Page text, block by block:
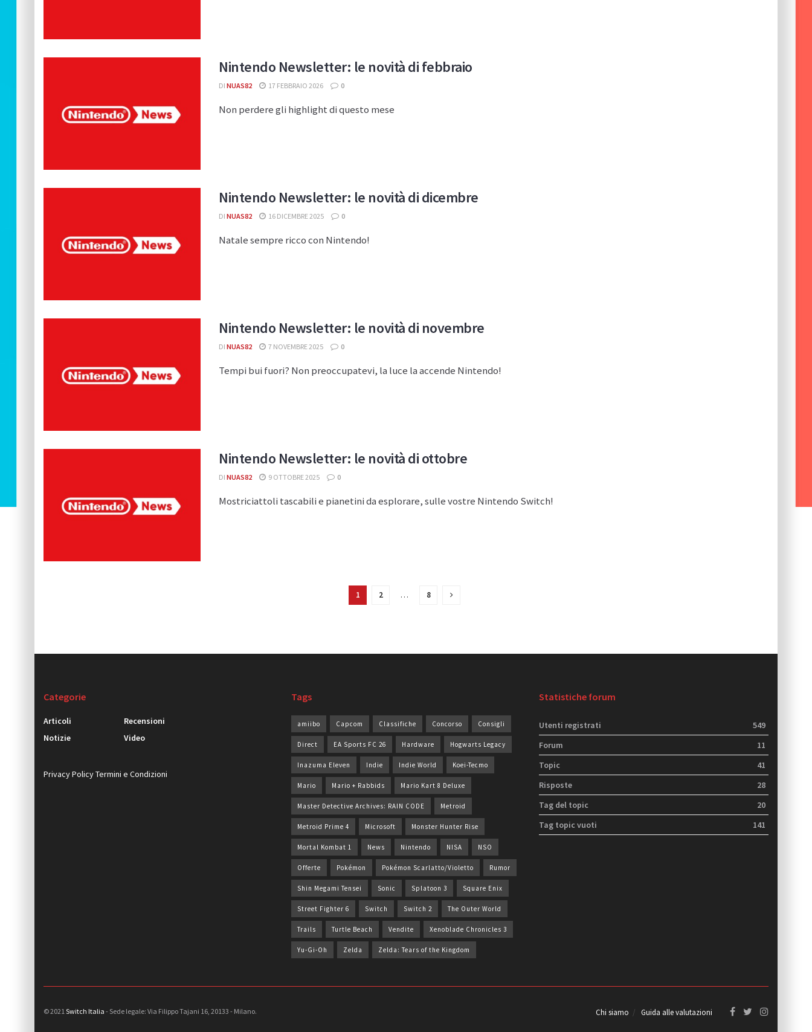
Nintendo Newsletter: le novità di febbraio
DI NUAS82 17 FEBBRAIO 2026 0
Non perdere gli highlight di questo mese
Nintendo Newsletter: le novità di dicembre
DI NUAS82 16 DICEMBRE 2025 0
Natale sempre ricco con Nintendo!
Nintendo Newsletter: le novità di novembre
DI NUAS82 7 NOVEMBRE 2025 0
Tempi bui fuori? Non preoccupatevi, la luce la accende Nintendo!
Nintendo Newsletter: le novità di ottobre
DI NUAS82 9 OTTOBRE 2025 0
Mostriciattoli tascabili e pianetini da esplorare, sulle vostre Nintendo Switch!
1 2 … 8
Categorie
Articoli
Notizie
Recensioni
Video
Privacy PolicyTermini e Condizioni
Tags
amiibo Capcom Classifiche Concorso Consigli
Direct EA Sports FC 26 Hardware Hogwarts Legacy
Inazuma Eleven Indie Indie World Koei-Tecmo
Mario Mario + Rabbids Mario Kart 8 Deluxe
Master Detective Archives: RAIN CODE Metroid
Metroid Prime 4 Microsoft Monster Hunter Rise
Mortal Kombat 1 News Nintendo NISA NSO
Offerte Pokémon Pokémon Scarlatto/Violetto Rumor
Shin Megami Tensei Sonic Splatoon 3 Square Enix
Street Fighter 6 Switch Switch 2 The Outer World
Trails Turtle Beach Vendite Xenoblade Chronicles 3
Yu-Gi-Oh Zelda Zelda: Tears of the Kingdom
Statistiche forum
Utenti registrati
549
Forum
11
Topic
41
Risposte
28
Tag del topic
20
Tag topic vuoti
141
Chi siamo Guida alle valutazioni
© 2021 Switch Italia - Sede legale: Via Filippo Tajani 16, 20133 - Milano.